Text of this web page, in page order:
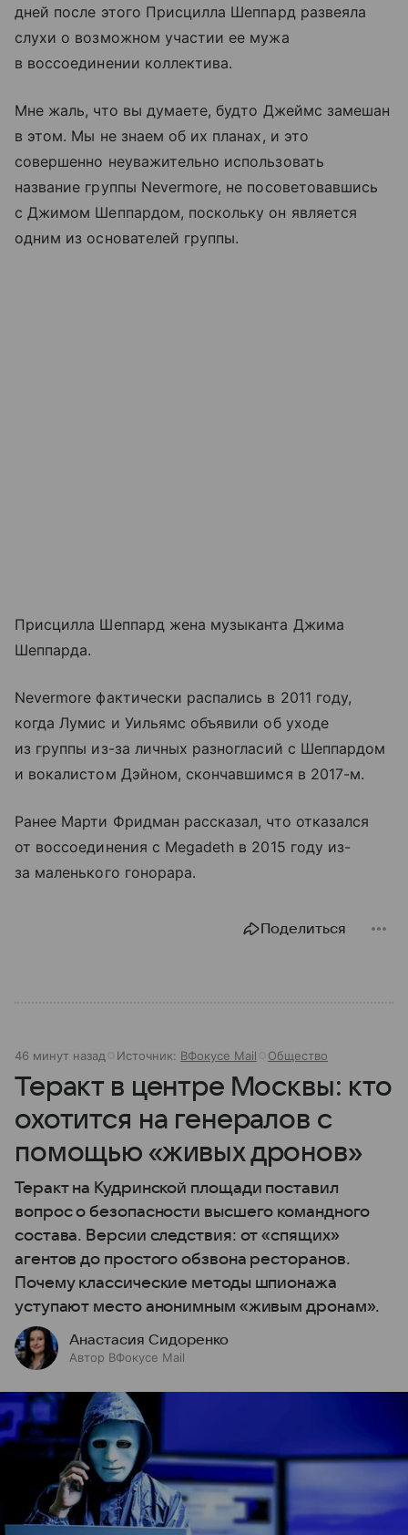
дней после этого Присцилла Шеппард развеяла
слухи о возможном участии ее мужа
в воссоединении коллектива.
Мне жаль, что вы думаете, будто Джеймс замешан
в этом. Мы не знаем об их планах, и это
совершенно неуважительно использовать
название группы Nevermore, не посоветовавшись
с Джимом Шеппардом, поскольку он является
одним из основателей группы.
Присцилла Шеппард жена музыканта Джима
Шеппарда.
Nevermore фактически распались в 2011 году,
когда Лумис и Уильямс объявили об уходе
из группы из-за личных разногласий с Шеппардом
и вокалистом Дэйном, скончавшимся в 2017-м.
Ранее Марти Фридман рассказал, что отказался
от воссоединения с Megadeth в 2015 году из-
за маленького гонорара.
Поделиться
46 минут назад Источник: ВФокусе Mail Общество
Теракт в центре Москвы: кто
охотится на генералов с
помощью «живых дронов»
Теракт на Кудринской площади поставил
вопрос о безопасности высшего командного
состава. Версии следствия: от «спящих»
агентов до простого обзвона ресторанов.
Почему классические методы шпионажа
уступают место анонимным «живым дронам».
Анастасия Сидоренко
Автор ВФокусе Mail